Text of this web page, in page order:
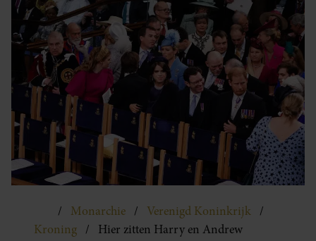
Monarchie
Verenigd Koninkrijk
Kroning
Hier zitten Harry en Andrew